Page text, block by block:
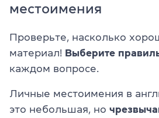
местоимения
Проверьте, насколько
материал! Выберите
каждом вопросе.
Личные местоимения в
это небольшая, но